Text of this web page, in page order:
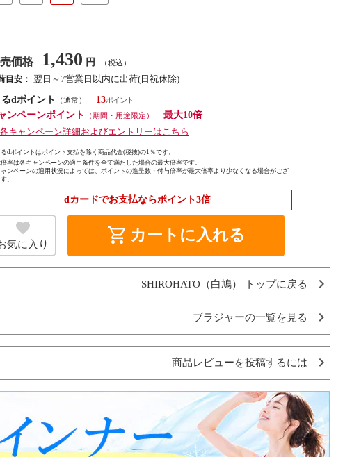
価格 1,430 円 （税込）
目安： 翌日～7営業日以内に出荷(日祝休除)
dポイント
（通常）
13
ンペーンポイント
（期間・用途限定）
最大10倍
各キャンペーン詳細およびエントリーはこちら
dポイントはポイント支払を除く商品代金(税抜)の1％です。
率は各キャンペーンの適用条件を全て満たした場合の最大倍率です。
ンペーンの適用状況によっては、ポイントの進呈数・付与倍率が最大倍率より少なくなる場合がござ
。
dカードでお支払ならポイント3倍
気に入り shopping_cart カートに入れる
SHIROHATO（白鳩） トップに戻る
ブラジャーの一覧を見る
商品レビューを投稿するには